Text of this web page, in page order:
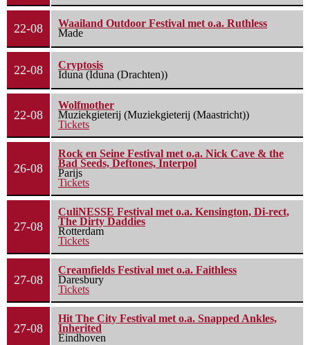
22-08
Waailand Outdoor Festival met o.a. Ruthless
Made
22-08
Cryptosis
Iduna (Iduna (Drachten))
22-08
Wolfmother
Muziekgieterij (Muziekgieterij (Maastricht))
Tickets
26-08
Rock en Seine Festival met o.a. Nick Cave & the
Bad Seeds, Deftones, Interpol
Parijs
Tickets
27-08
CuliNESSE Festival met o.a. Kensington, Di-rect,
The Dirty Daddies
Rotterdam
Tickets
27-08
Creamfields Festival met o.a. Faithless
Daresbury
Tickets
27-08
Hit The City Festival met o.a. Snapped Ankles,
Inherited
Eindhoven